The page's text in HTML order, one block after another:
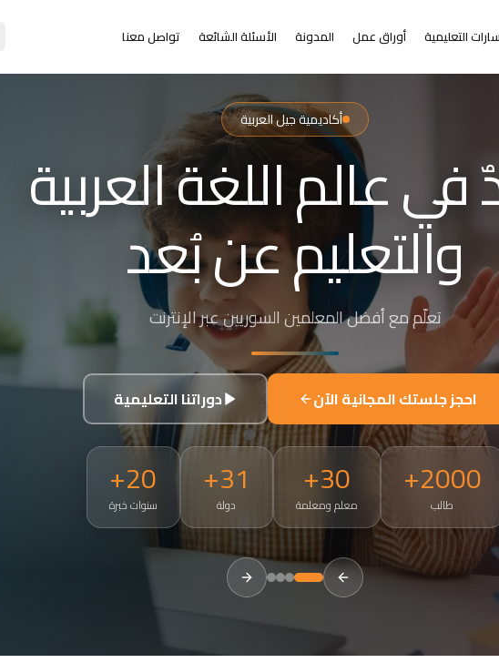
التعليمية أوراق عمل المدونة الأسئلة الشائعة تواصل معنا
أكاديمية جيل العربية
التعلم عن بُعد
من البعد عن التعليم
+٢٠٠٠ طالب من ٣١+ دولة حول العالم
احجز جلستك المجانية الآن دوراتنا التعليمية
2000+
طالب
30+
معلم ومعلمة
31+
دولة
20+
سنوات خبرة